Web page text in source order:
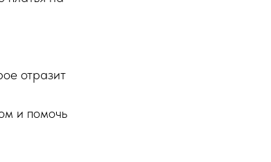
отразит
и помочь